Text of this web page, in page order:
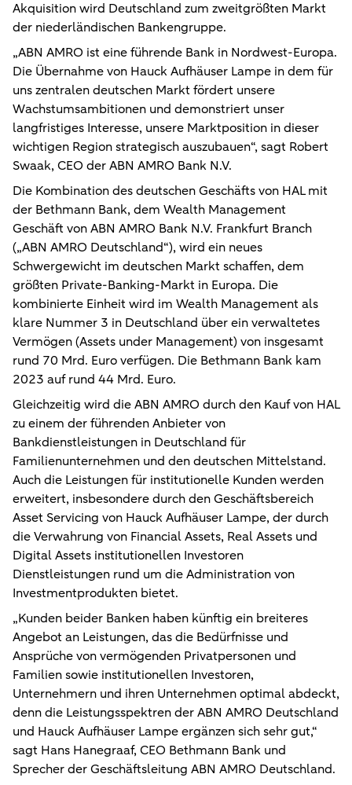
Akquisition wird Deutschland zum zweitgrößten Markt
der niederländischen Bankengruppe.
„ABN AMRO ist eine führende Bank in Nordwest-Europa.
Die Übernahme von Hauck Aufhäuser Lampe in dem für
uns zentralen deutschen Markt fördert unsere
Wachstumsambitionen und demonstriert unser
langfristiges Interesse, unsere Marktposition in dieser
wichtigen Region strategisch auszubauen“, sagt Robert
Swaak, CEO der ABN AMRO Bank N.V.
Die Kombination des deutschen Geschäfts von HAL mit
der Bethmann Bank, dem Wealth Management
Geschäft von ABN AMRO Bank N.V. Frankfurt Branch
(„ABN AMRO Deutschland“), wird ein neues
Schwergewicht im deutschen Markt schaffen, dem
größten Private-Banking-Markt in Europa. Die
kombinierte Einheit wird im Wealth Management als
klare Nummer 3 in Deutschland über ein verwaltetes
Vermögen (Assets under Management) von insgesamt
rund 70 Mrd. Euro verfügen. Die Bethmann Bank kam
2023 auf rund 44 Mrd. Euro.
Gleichzeitig wird die ABN AMRO durch den Kauf von HAL
zu einem der führenden Anbieter von
Bankdienstleistungen in Deutschland für
Familienunternehmen und den deutschen Mittelstand.
Auch die Leistungen für institutionelle Kunden werden
erweitert, insbesondere durch den Geschäftsbereich
Asset Servicing von Hauck Aufhäuser Lampe, der durch
die Verwahrung von Financial Assets, Real Assets und
Digital Assets institutionellen Investoren
Dienstleistungen rund um die Administration von
Investmentprodukten bietet.
„Kunden beider Banken haben künftig ein breiteres
Angebot an Leistungen, das die Bedürfnisse und
Ansprüche von vermögenden Privatpersonen und
Familien sowie institutionellen Investoren,
Unternehmern und ihren Unternehmen optimal abdeckt,
denn die Leistungsspektren der ABN AMRO Deutschland
und Hauck Aufhäuser Lampe ergänzen sich sehr gut,“
sagt Hans Hanegraaf, CEO Bethmann Bank und
Sprecher der Geschäftsleitung ABN AMRO Deutschland.